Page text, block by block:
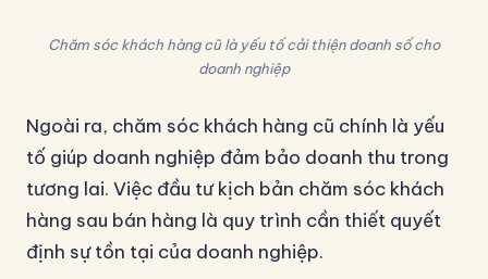
Chăm sóc khách hàng cũ là yếu tố cải thiện doanh số cho
doanh nghiệp
Ngoài ra, chăm sóc khách hàng cũ chính là yếu
tố giúp doanh nghiệp đảm bảo doanh thu trong
tương lai. Việc đầu tư kịch bản chăm sóc khách
hàng sau bán hàng là quy trình cần thiết quyết
định sự tồn tại của doanh nghiệp.